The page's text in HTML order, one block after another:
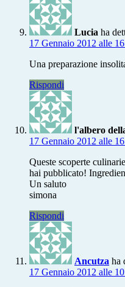
Lucia ha
17 Gennaio 2012 alle
Una preparazione
Rispondi
l'albero
17 Gennaio 2012 alle
Queste scoperte
hai pubblicato!
Un saluto
simona
Rispondi
Ancutza ha
17 Gennaio 2012 alle